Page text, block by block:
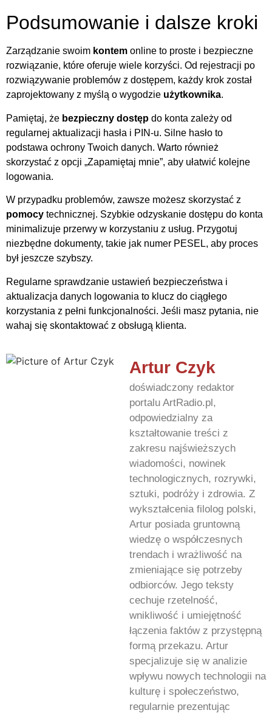
Podsumowanie i dalsze kroki
Zarządzanie swoim kontem online to proste i bezpieczne
rozwiązanie, które oferuje wiele korzyści. Od rejestracji po
rozwiązywanie problemów z dostępem, każdy krok został
zaprojektowany z myślą o wygodzie użytkownika.
Pamiętaj, że bezpieczny dostęp do konta zależy od
regularnej aktualizacji hasła i PIN-u. Silne hasło to
podstawa ochrony Twoich danych. Warto również
skorzystać z opcji „Zapamiętaj mnie”, aby ułatwić kolejne
logowania.
W przypadku problemów, zawsze możesz skorzystać z
pomocy technicznej. Szybkie odzyskanie dostępu do konta
minimalizuje przerwy w korzystaniu z usług. Przygotuj
niezbędne dokumenty, takie jak numer PESEL, aby proces
był jeszcze szybszy.
Regularne sprawdzanie ustawień bezpieczeństwa i
aktualizacja danych logowania to klucz do ciągłego
korzystania z pełni funkcjonalności. Jeśli masz pytania, nie
wahaj się skontaktować z obsługą klienta.
Artur Czyk
doświadczony redaktor
portalu ArtRadio.pl,
odpowiedzialny za
kształtowanie treści z
zakresu najświeższych
wiadomości, nowinek
technologicznych, rozrywki,
sztuki, podróży i zdrowia. Z
wykształcenia filolog polski,
Artur posiada gruntowną
wiedzę o współczesnych
trendach i wrażliwość na
zmieniające się potrzeby
odbiorców. Jego teksty
cechuje rzetelność,
wnikliwość i umiejętność
łączenia faktów z przystępną
formą przekazu. Artur
specjalizuje się w analizie
wpływu nowych technologii na
kulturę i społeczeństwo,
regularnie prezentując